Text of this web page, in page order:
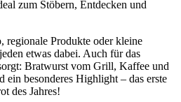
zum Stöbern, Entdecken und
regionale Produkte oder kleine
etwas dabei. Auch für das
Bratwurst vom Grill, Kaffee und
ein besonderes Highlight – das erste
des Jahres!